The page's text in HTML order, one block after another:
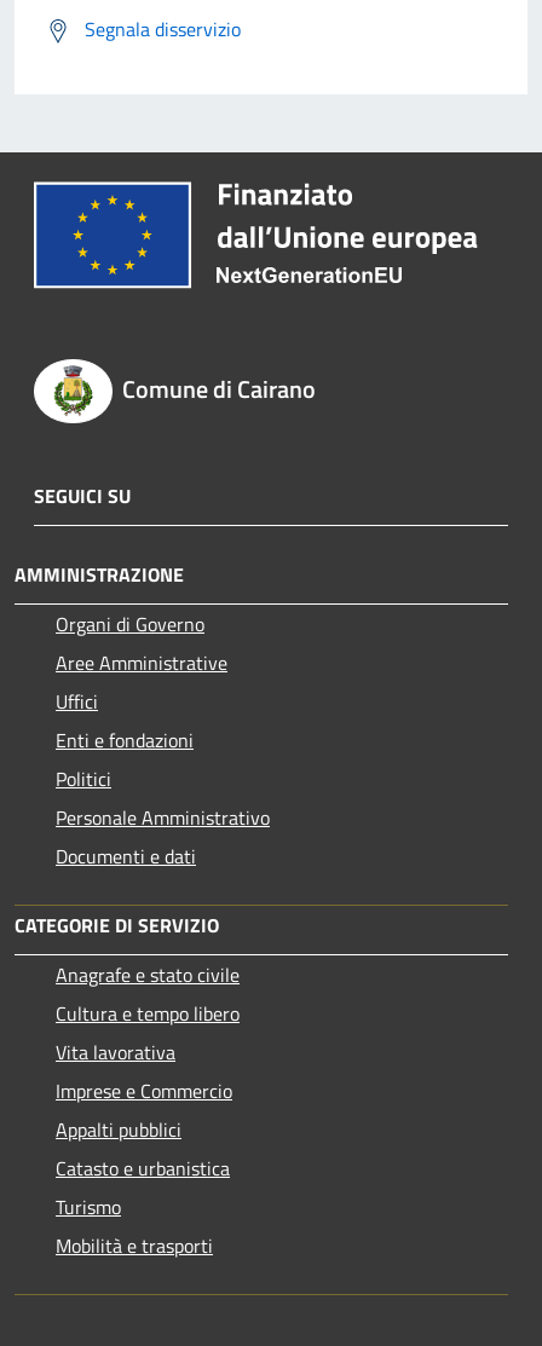
Segnala disservizio
Comune di Cairano
SEGUICI SU
AMMINISTRAZIONE
Organi di Governo
Aree Amministrative
Uffici
Enti e fondazioni
Politici
Personale Amministrativo
Documenti e dati
CATEGORIE DI SERVIZIO
Anagrafe e stato civile
Cultura e tempo libero
Vita lavorativa
Imprese e Commercio
Appalti pubblici
Catasto e urbanistica
Turismo
Mobilità e trasporti